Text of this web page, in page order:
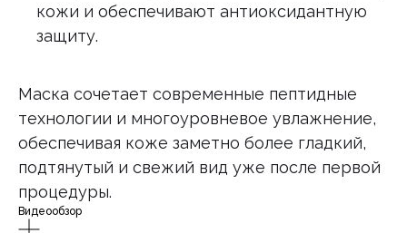
кожи и обеспечивают антиоксидантную
защиту.
Маска сочетает современные пептидные
технологии и многоуровневое увлажнение,
обеспечивая коже заметно более гладкий,
подтянутый и свежий вид уже после первой
процедуры.
Видеообзор